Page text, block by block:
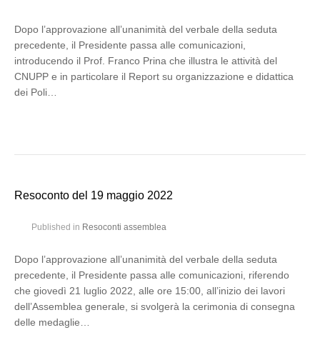
Dopo l’approvazione all’unanimità del verbale della seduta
precedente, il Presidente passa alle comunicazioni,
introducendo il Prof. Franco Prina che illustra le attività del
CNUPP e in particolare il Report su organizzazione e didattica
dei Poli…
Resoconto del 19 maggio 2022
Published in Resoconti assemblea
Dopo l’approvazione all’unanimità del verbale della seduta
precedente, il Presidente passa alle comunicazioni, riferendo
che giovedì 21 luglio 2022, alle ore 15:00, all’inizio dei lavori
dell’Assemblea generale, si svolgerà la cerimonia di consegna
delle medaglie…